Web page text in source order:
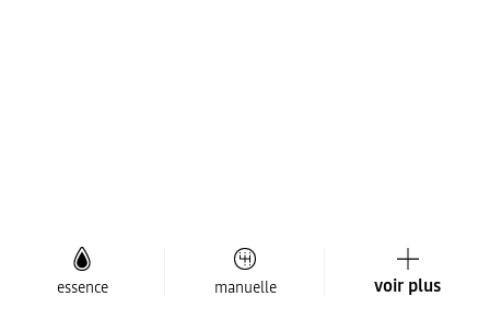
essence manuelle voir plus